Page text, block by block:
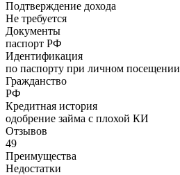
Подтверждение дохода
Не требуется
Документы
паспорт РФ
Идентификация
по паспорту при личном
Гражданство
РФ
Кредитная история
одобрение займа с плохой КИ
Отзывов
49
Преимущества
Недостатки